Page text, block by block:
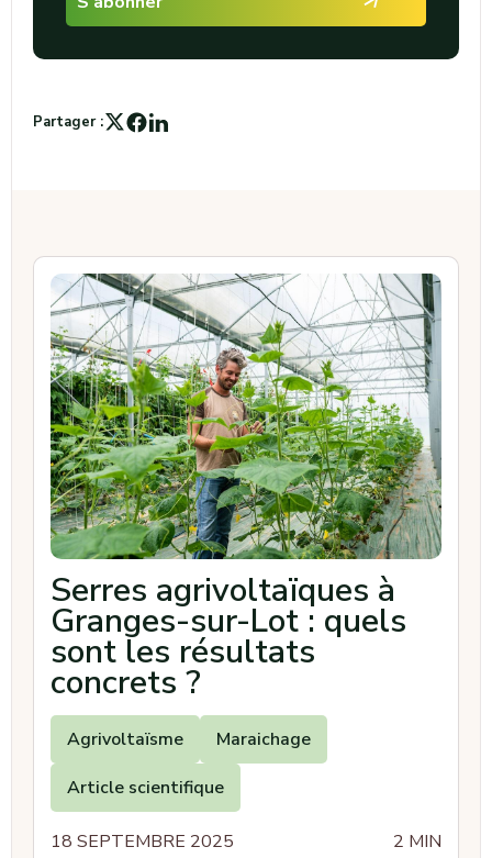
Partager :
Serres agrivoltaïques à
Granges-sur-Lot : quels
sont les résultats
concrets ?
Agrivoltaïsme
Maraichage
Article scientifique
18 SEPTEMBRE 2025 2 MIN